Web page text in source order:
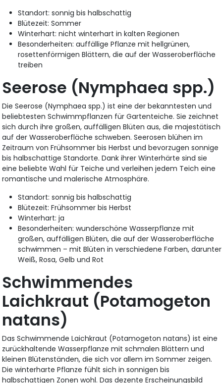
Standort: sonnig bis halbschattig
Blütezeit: Sommer
Winterhart: nicht winterhart in kalten Regionen
Besonderheiten: auffällige Pflanze mit hellgrünen,
rosettenförmigen Blättern, die auf der Wasseroberfläche
treiben
Seerose (Nymphaea spp.)
Die Seerose (Nymphaea spp.) ist eine der bekanntesten und
beliebtesten Schwimmpflanzen für Gartenteiche. Sie zeichnet
sich durch ihre großen, auffälligen Blüten aus, die majestätisch
auf der Wasseroberfläche schweben. Seerosen blühen im
Zeitraum von Frühsommer bis Herbst und bevorzugen sonnige
bis halbschattige Standorte. Dank ihrer Winterhärte sind sie
eine beliebte Wahl für Teiche und verleihen jedem Teich eine
romantische und malerische Atmosphäre.
Standort: sonnig bis halbschattig
Blütezeit: Frühsommer bis Herbst
Winterhart: ja
Besonderheiten: wunderschöne Wasserpflanze mit
großen, auffälligen Blüten, die auf der Wasseroberfläche
schwimmen – mit Blüten in verschiedene Farben, darunter
Weiß, Rosa, Gelb und Rot
Schwimmendes
Laichkraut (Potamogeton
natans)
Das Schwimmende Laichkraut (Potamogeton natans) ist eine
zurückhaltende Wasserpflanze mit schmalen Blättern und
kleinen Blütenständen, die sich vor allem im Sommer zeigen.
Die winterharte Pflanze fühlt sich in sonnigen bis
halbschattigen Zonen wohl. Das dezente Erscheinungsbild